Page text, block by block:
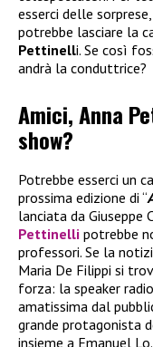
esserci delle
potrebbe lasciare la
Pettinelli. Se così
andrà la conduttrice?
Amici, Anna
show?
Potrebbe esserci un
prossima edizione di “
lanciata da Giuseppe
Pettinelli potrebbe
professori. Se la
Maria De Filippi si
forza: la speaker
amatissima dal
grande protagonista
insieme a Emanuel